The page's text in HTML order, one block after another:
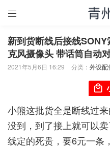

新到货断线后接线
克风摄像头 带话筒自动
2021年5月6日 16:29 分类： 外设配
小熊这批货全是断线过
没到，到了接上就可以
线定的死贵，要6元一条